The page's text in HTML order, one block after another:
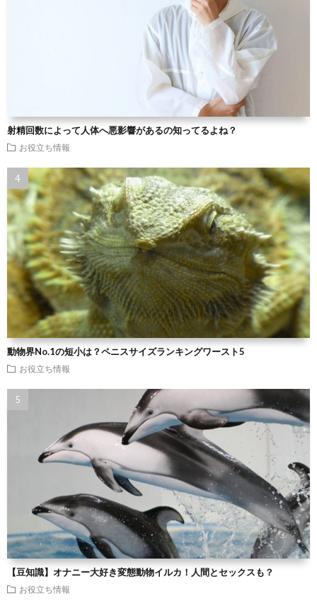
射精回数によって人体へ悪影響があるの知ってるよね？
お役立ち情報
動物界No.1の短小は？ペニスサイズランキングワースト5
お役立ち情報
【豆知識】オナニー大好き変態動物イルカ！人間とセックスも？
お役立ち情報